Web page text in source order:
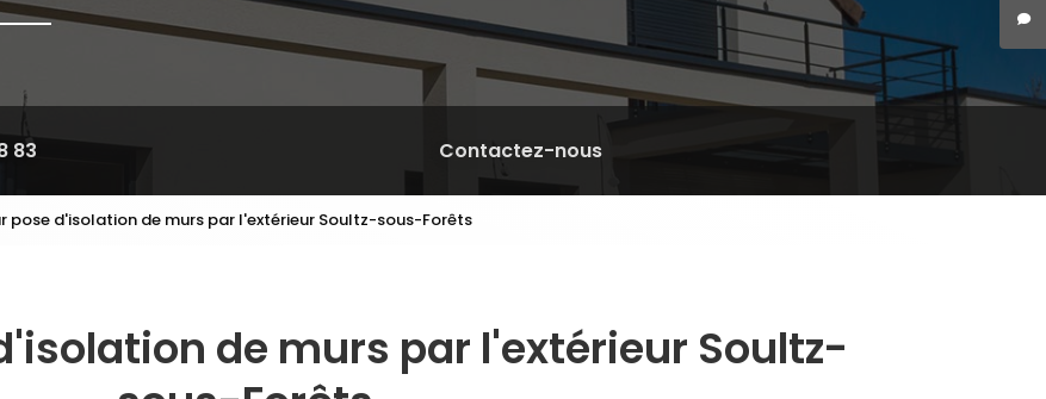
83 Contactez-nous
pose d'isolation de murs par l'extérieur Soultz-sous-Forêts
de murs par l'extérieur Soultz-